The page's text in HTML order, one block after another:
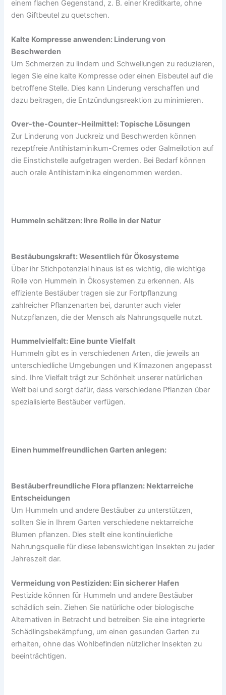
einem flachen Gegenstand, z. B. einer Kreditkarte, ohne
den Giftbeutel zu quetschen.
Kalte Kompresse anwenden: Linderung von
Beschwerden
Um Schmerzen zu lindern und Schwellungen zu reduzieren,
legen Sie eine kalte Kompresse oder einen Eisbeutel auf die
betroffene Stelle. Dies kann Linderung verschaffen und
dazu beitragen, die Entzündungsreaktion zu minimieren.
Over-the-Counter-Heilmittel: Topische Lösungen
Zur Linderung von Juckreiz und Beschwerden können
rezeptfreie Antihistaminikum-Cremes oder Galmeilotion auf
die Einstichstelle aufgetragen werden. Bei Bedarf können
auch orale Antihistaminika eingenommen werden.
Hummeln schätzen: Ihre Rolle in der Natur
Bestäubungskraft: Wesentlich für Ökosysteme
Über ihr Stichpotenzial hinaus ist es wichtig, die wichtige
Rolle von Hummeln in Ökosystemen zu erkennen. Als
effiziente Bestäuber tragen sie zur Fortpflanzung
zahlreicher Pflanzenarten bei, darunter auch vieler
Nutzpflanzen, die der Mensch als Nahrungsquelle nutzt.
Hummelvielfalt: Eine bunte Vielfalt
Hummeln gibt es in verschiedenen Arten, die jeweils an
unterschiedliche Umgebungen und Klimazonen angepasst
sind. Ihre Vielfalt trägt zur Schönheit unserer natürlichen
Welt bei und sorgt dafür, dass verschiedene Pflanzen über
spezialisierte Bestäuber verfügen.
Einen hummelfreundlichen Garten anlegen:
Bestäuberfreundliche Flora pflanzen: Nektarreiche
Entscheidungen
Um Hummeln und andere Bestäuber zu unterstützen,
sollten Sie in Ihrem Garten verschiedene nektarreiche
Blumen pflanzen. Dies stellt eine kontinuierliche
Nahrungsquelle für diese lebenswichtigen Insekten zu jeder
Jahreszeit dar.
Vermeidung von Pestiziden: Ein sicherer Hafen
Pestizide können für Hummeln und andere Bestäuber
schädlich sein. Ziehen Sie natürliche oder biologische
Alternativen in Betracht und betreiben Sie eine integrierte
Schädlingsbekämpfung, um einen gesunden Garten zu
erhalten, ohne das Wohlbefinden nützlicher Insekten zu
beeinträchtigen.